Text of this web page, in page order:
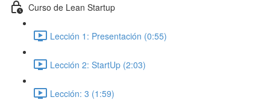
Curso de Lean Startup
Lección 1: Presentación (0:55)
Lección 2: StartUp (2:03)
Lección: 3 (1:59)